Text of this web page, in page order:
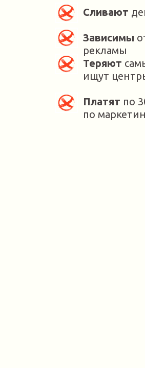
Теряют
ищут
Сливают
Зависимы
рекламы
Платят по
по